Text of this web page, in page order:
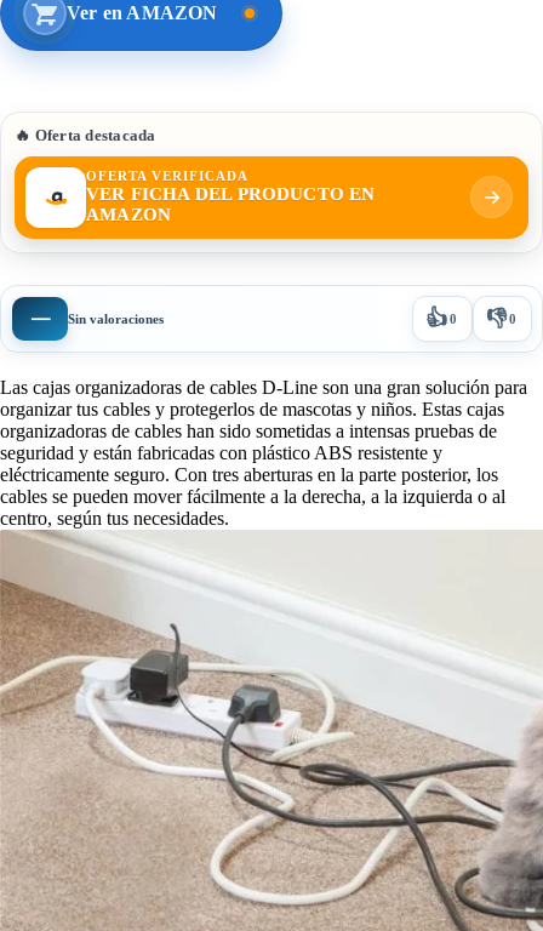
Ver en AMAZON
🔥 Oferta destacada
OFERTA VERIFICADA
VER FICHA DEL PRODUCTO EN
AMAZON
— Sin valoraciones 👍0 👎0
Las cajas organizadoras de cables D-Line son una gran solución para
organizar tus cables y protegerlos de mascotas y niños. Estas cajas
organizadoras de cables han sido sometidas a intensas pruebas de
seguridad y están fabricadas con plástico ABS resistente y
eléctricamente seguro. Con tres aberturas en la parte posterior, los
cables se pueden mover fácilmente a la derecha, a la izquierda o al
centro, según tus necesidades.